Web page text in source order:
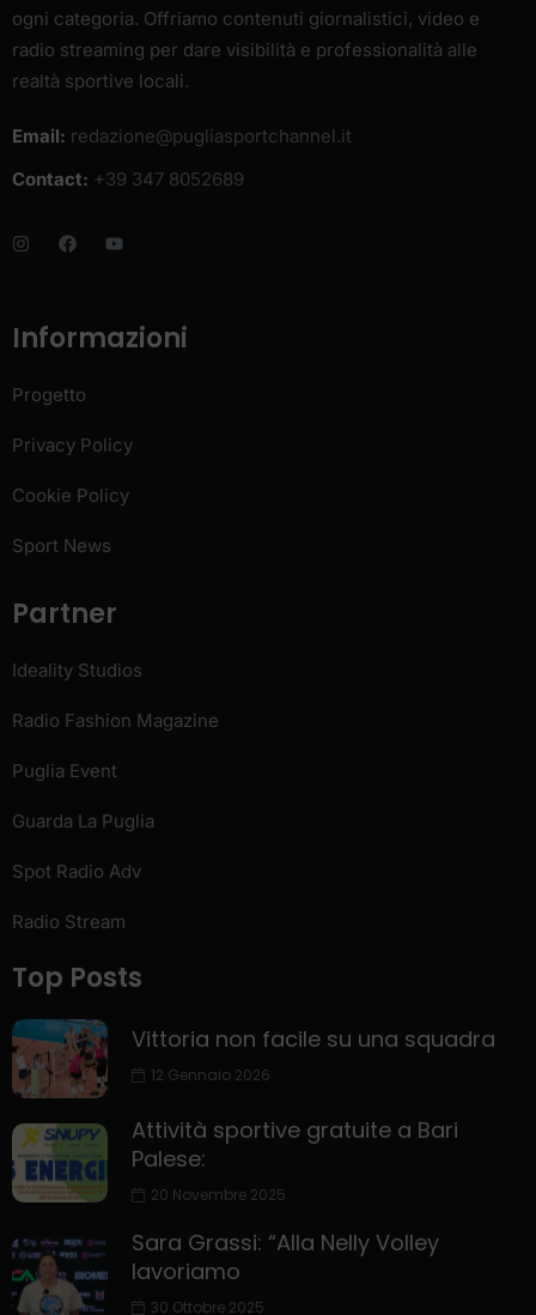
ogni categoria. Offriamo contenuti giornalistici, video e
radio streaming per dare visibilità e professionalità alle
realtà sportive locali.
Email: redazione@pugliasportchannel.it
Contact: +39 347 8052689
Informazioni
Progetto
Privacy Policy
Cookie Policy
Sport News
Partner
Ideality Studios
Radio Fashion Magazine
Puglia Event
Guarda La Puglia
Spot Radio Adv
Radio Stream
Top Posts
Vittoria non facile su una squadra
12 Gennaio 2026
Attività sportive gratuite a Bari
Palese:
20 Novembre 2025
Sara Grassi: “Alla Nelly Volley
lavoriamo
30 Ottobre 2025